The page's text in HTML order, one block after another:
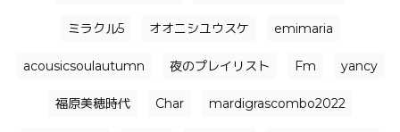
ミラクル5 オオニシユウスケ emimaria
acousicsoulautumn 夜のプレイリスト Fm yancy
福原美穂時代 Char mardigrascombo2022